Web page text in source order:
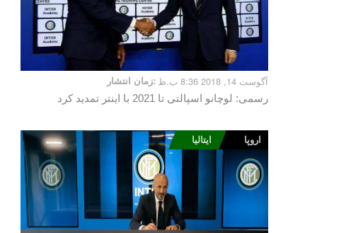
زمان انتشار: آگوست 14, 2018 8:36 ب.ظ
رسمی: لوچانو اسپالتی تا 2021 با اینتر تمدید کرد
اروپا ایتالیا